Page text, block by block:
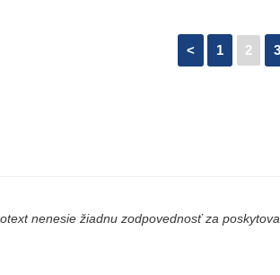
< 1 2 3
nenesie žiadnu zodpovednosť za